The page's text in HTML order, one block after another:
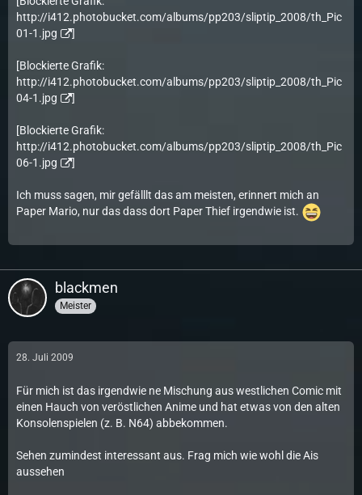
http://i412.photobucket.com/albums/pp203/sliptip_2008/th_Pic
01-1.jpg
]
[Blockierte Grafik:
http://i412.photobucket.com/albums/pp203/sliptip_2008/th_Pic
04-1.jpg
]
[Blockierte Grafik:
http://i412.photobucket.com/albums/pp203/sliptip_2008/th_Pic
06-1.jpg
]
Ich muss sagen, mir gefälllt das am meisten, erinnert mich an
Paper Mario, nur das dass dort Paper Thief irgendwie ist.
blackmen
Meister
28. Juli 2009
Für mich ist das irgendwie ne Mischung aus westlichen Comic mit
einen Hauch von veröstlichen Anime und hat etwas von den alten
Konsolenspielen (z. B. N64) abbekommen.
Sehen zumindest interessant aus. Frag mich wie wohl die Ais
aussehen